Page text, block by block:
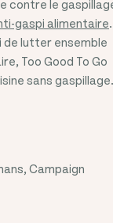
contre le
gaspi alimentaire
de lutter ensemble
Too Good To Go
sans gaspillage.
Campaign